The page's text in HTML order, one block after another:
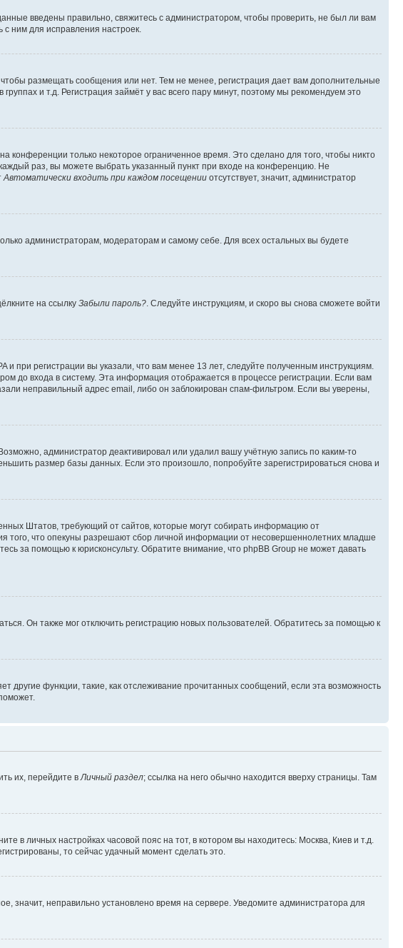
введены правильно, свяжитесь с администратором, чтобы проверить, не был ли вам
ним для исправления настроек.
размещать сообщения или нет. Тем не менее, регистрация дает вам дополнительные
и т.д. Регистрация займёт у вас всего пару минут, поэтому мы рекомендуем это
конференции только некоторое ограниченное время. Это сделано для того, чтобы никто
раз, вы можете выбрать указанный пункт при входе на конференцию. Не
Автоматически входить при каждом посещении отсутствует, значит, администратор
администраторам, модераторам и самому себе. Для всех остальных вы будете
на ссылку Забыли пароль? . Следуйте инструкциям, и скоро вы снова сможете войти
при регистрации вы указали, что вам менее 13 лет, следуйте полученным инструкциям.
до входа в систему. Эта информация отображается в процессе регистрации. Если вам
неправильный адрес email, либо он заблокирован спам-фильтром. Если вы уверены,
администратор деактивировал или удалил вашу учётную запись по каким-то
размер базы данных. Если это произошло, попробуйте зарегистрироваться снова и
Штатов, требующий от сайтов, которые могут собирать информацию от
того, что опекуны разрешают сбор личной информации от несовершеннолетних младше
за помощью к юрисконсульту. Обратите внимание, что phpBB Group не может давать
Он также мог отключить регистрацию новых пользователей. Обратитесь за помощью к
функции, такие, как отслеживание прочитанных сообщений, если эта возможность
их, перейдите в Личный раздел; ссылка на него обычно находится вверху страницы. Там
в личных настройках часовой пояс на тот, в котором вы находитесь: Москва, Киев и т.д.
то сейчас удачный момент сделать это.
значит, неправильно установлено время на сервере. Уведомите администратора для